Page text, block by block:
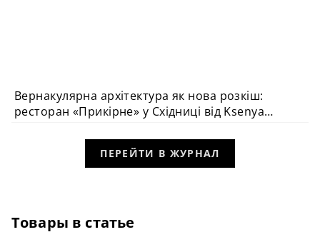
ВИБІР РЕДАКЦІЇ
Вернакулярна архітектура як нова розкіш:
ресторан «Прикірне» у Східниці від Ksenya
ПЕРЕЙТИ В ЖУРНАЛ
Товары в статье